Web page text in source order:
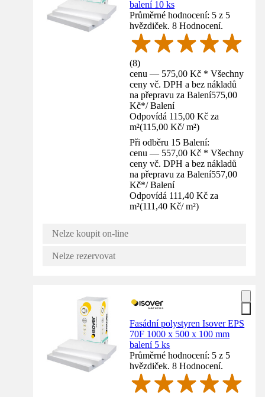
balení 10 ks
Průměrné hodnocení: 5 z 5
hvězdiček. 8 Hodnocení.
(8)
cenu — 575,00 Kč * Všechny
ceny vč. DPH a bez nákladů
na přepravu za Balení575,00
Kč*/ Balení
Odpovídá 115,00 Kč za
m²(115,00 Kč/ m²)
Při odběru 15 Balení:
cenu — 557,00 Kč * Všechny
ceny vč. DPH a bez nákladů
na přepravu za Balení557,00
Kč*/ Balení
Odpovídá 111,40 Kč za
m²(111,40 Kč/ m²)
Nelze koupit on-line
Nelze rezervovat
Fasádní polystyren Isover EPS
70F 1000 x 500 x 100 mm
balení 5 ks
Průměrné hodnocení: 5 z 5
hvězdiček. 8 Hodnocení.